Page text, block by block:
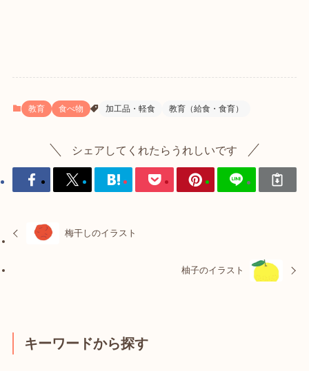
教育 食べ物 加工品・軽食 教育（給食・食育）
シェアしてくれたらうれしいです
梅干しのイラスト
柚子のイラスト
キーワードから探す